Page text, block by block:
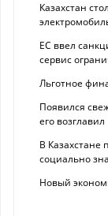
Казахстан
ЕС ввел
сервис
Льготное
Появился
его возглавил
В Казахстане
социально
Новый